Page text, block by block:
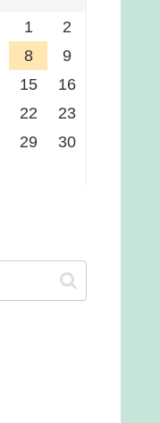
1
2
8
9
15
16
22
23
29
30